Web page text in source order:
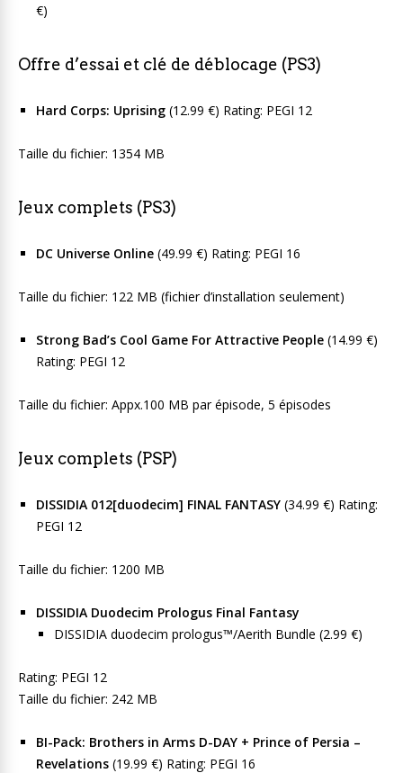
€)
Offre d’essai et clé de déblocage (PS3)
Hard Corps: Uprising (12.99 €) Rating: PEGI 12
Taille du fichier: 1354 MB
Jeux complets (PS3)
DC Universe Online (49.99 €) Rating: PEGI 16
Taille du fichier: 122 MB (fichier d’installation seulement)
Strong Bad’s Cool Game For Attractive People (14.99 €)
Rating: PEGI 12
Taille du fichier: Appx.100 MB par épisode, 5 épisodes
Jeux complets (PSP)
DISSIDIA 012[duodecim] FINAL FANTASY (34.99 €) Rating:
PEGI 12
Taille du fichier: 1200 MB
DISSIDIA Duodecim Prologus Final Fantasy
DISSIDIA duodecim prologus™/Aerith Bundle (2.99 €)
Rating: PEGI 12
Taille du fichier: 242 MB
BI-Pack: Brothers in Arms D-DAY + Prince of Persia –
Revelations (19.99 €) Rating: PEGI 16